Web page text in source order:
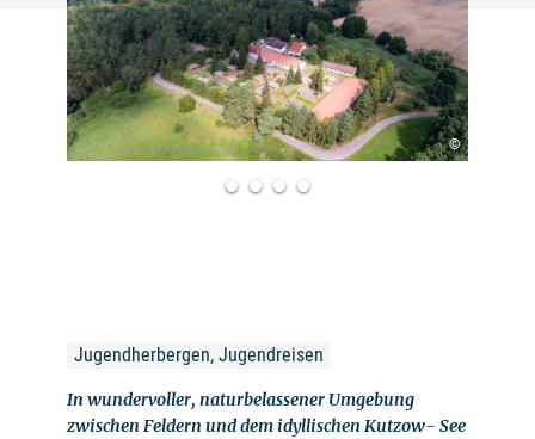
©
Jugendherbergen, Jugendreisen
In wundervoller, naturbelassener Umgebung
zwischen Feldern und dem idyllischen Kutzow- See